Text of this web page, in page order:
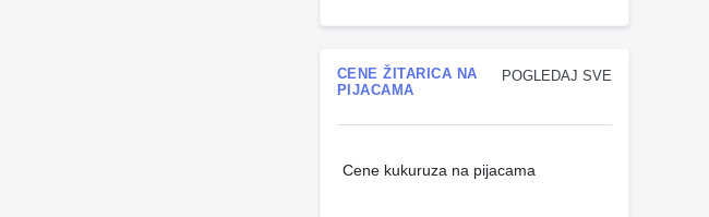
POGLEDAJ SVE
CENE ŽITARICA NA
PIJACAMA
Cene kukuruza na pijacama